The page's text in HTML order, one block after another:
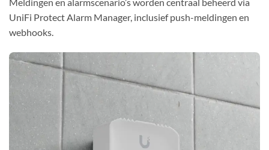
Meldingen en alarmscenario’s worden centraal beheerd via
UniFi Protect Alarm Manager, inclusief push-meldingen en
webhooks.